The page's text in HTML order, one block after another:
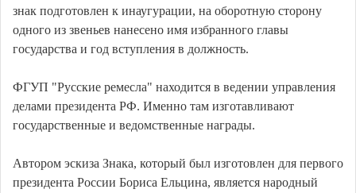
знак подготовлен к инаугурации, на оборотную сторону
одного из звеньев нанесено имя избранного главы
государства и год вступления в должность.
ФГУП "Русские ремесла" находится в ведении управления
делами президента РФ. Именно там изготавливают
государственные и ведомственные награды.
Автором эскиза Знака, который был изготовлен для первого
президента России Бориса Ельцина, является народный